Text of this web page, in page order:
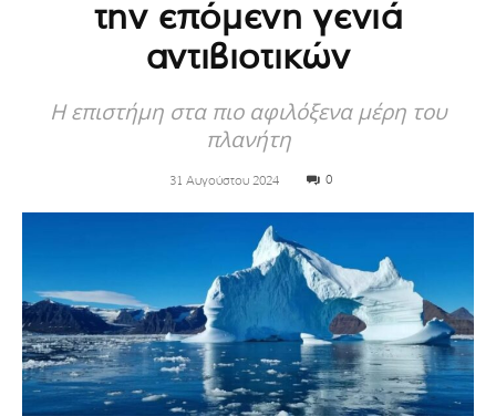
την επόμενη γενιά
αντιβιοτικών
H επιστήμη στα πιο αφιλόξενα μέρη του
πλανήτη
31 Αυγούστου 2024 0